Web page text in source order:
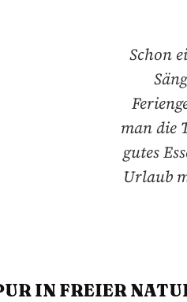
Schon
man die
gutes
Urlaub
IN FREIER